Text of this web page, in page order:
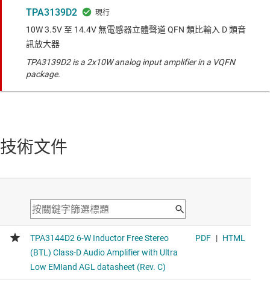
TPA3139D2
10W 3.5V 至 14.4V 無電感器立體聲道 QFN 類比輸入 D 類音
訊放大器
TPA3139D2 is a 2x10W analog input amplifier in a VQFN
package.
技術文件